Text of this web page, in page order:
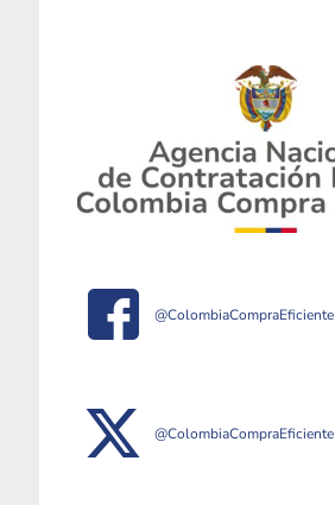
@ColombiaCompraEficiente
@ColombiaCompraEficiente